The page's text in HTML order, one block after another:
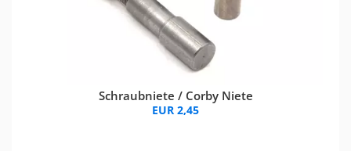
Schraubniete / Corby Niete
EUR 2,45